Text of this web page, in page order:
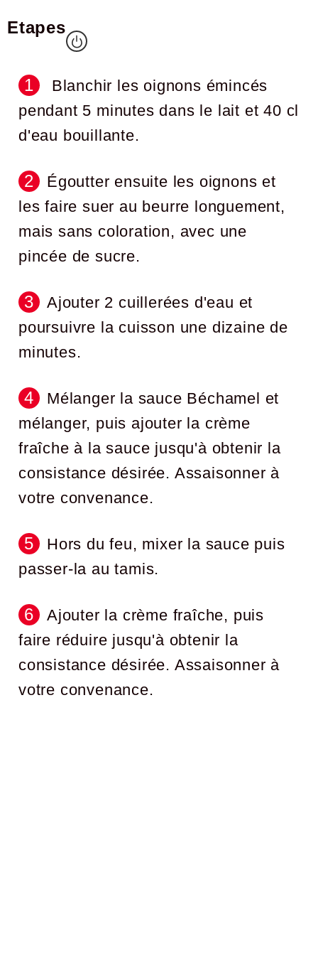
Etapes
Blanchir les oignons émincés
pendant 5 minutes dans le lait et 40 cl
d'eau bouillante.
Égoutter ensuite les oignons et
les faire suer au beurre longuement,
mais sans coloration, avec une
pincée de sucre.
Ajouter 2 cuillerées d'eau et
poursuivre la cuisson une dizaine de
minutes.
Mélanger la sauce Béchamel et
mélanger, puis ajouter la crème
fraîche à la sauce jusqu'à obtenir la
consistance désirée. Assaisonner à
votre convenance.
Hors du feu, mixer la sauce puis
passer-la au tamis.
Ajouter la crème fraîche, puis
faire réduire jusqu'à obtenir la
consistance désirée. Assaisonner à
votre convenance.